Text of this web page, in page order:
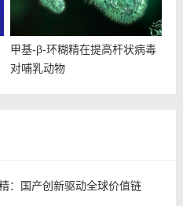
甲基-β-环糊精在提高杆状病毒
对哺乳动物
：国产创新驱动全球价值链